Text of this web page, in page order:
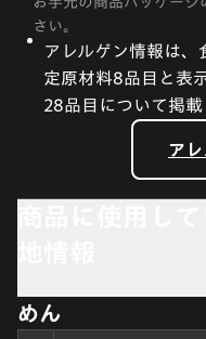
さい。
アレルゲン情報は
定原材料8品目と表
28品目について掲載
ア
めん